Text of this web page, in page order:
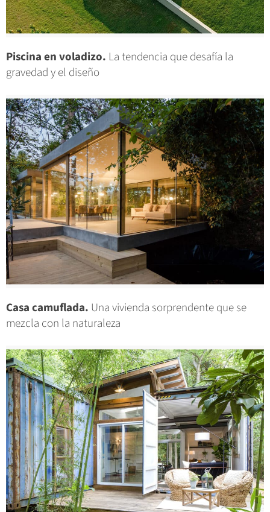
Piscina en voladizo. La tendencia que desafía la
gravedad y el diseño
Casa camuflada. Una vivienda sorprendente que se
mezcla con la naturaleza